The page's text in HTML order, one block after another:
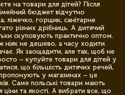
на товари для дітей? Після
бюджет відчутно
ліжечко, горщик, санітарне
різних дрібниць. А дитячий
скуповують практично оптом.
ніяк не дешево, а часу ходити
Як заощадити, але так, щоб не
– купуйте товари для дітей у
що більшість дитячих речей,
у магазинах – це
Саме польські товари мають
ціни та якості. А вибрати все, що